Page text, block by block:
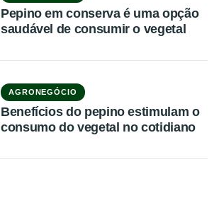
Pepino em conserva é uma opção
saudável de consumir o vegetal
AGRONEGÓCIO
Benefícios do pepino estimulam o
consumo do vegetal no cotidiano